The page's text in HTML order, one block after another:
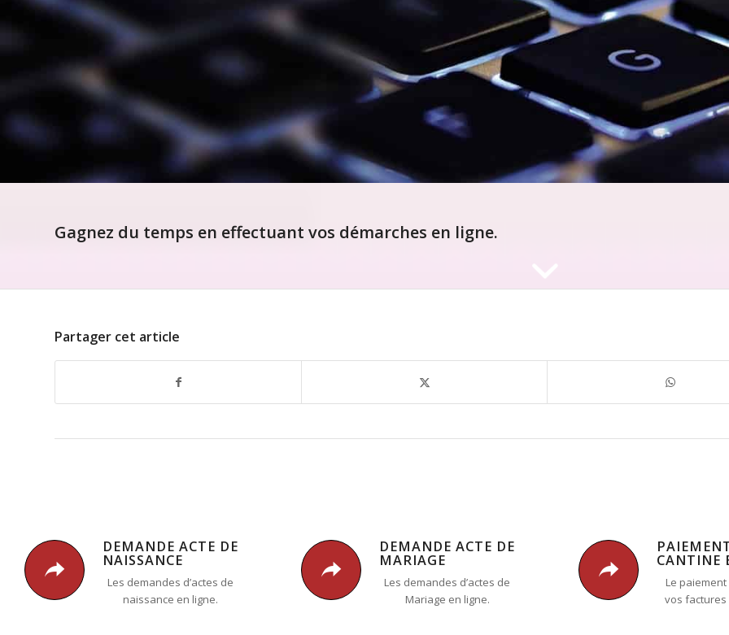
Gagnez du temps en effectuant vos démarches en ligne.
Partager cet article
DEMANDE ACTE DE
NAISSANCE
Les demandes d’actes de
naissance en ligne.
DEMANDE ACTE DE
MARIAGE
Les demandes d’actes de
Mariage en ligne.
CANTINE
Le
vos